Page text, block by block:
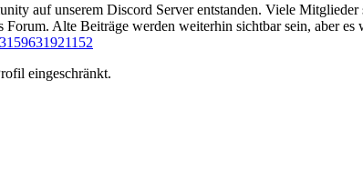
auf unserem Discord Server entstanden. Viele
Forum. Alte Beiträge werden weiterhin sichtbar sein, aber
eingeschränkt.